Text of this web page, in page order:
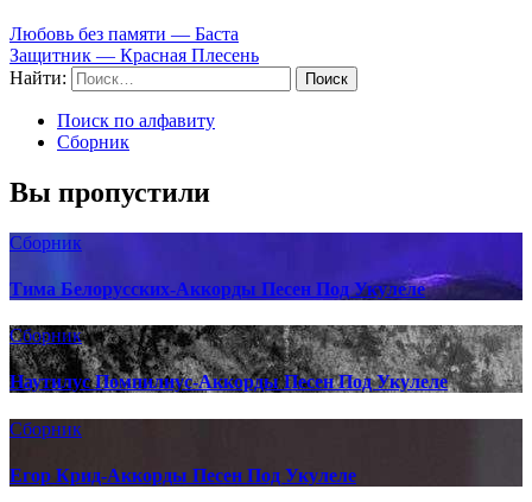
Любовь без памяти — Баста
Защитник — Красная Плесень
Найти:
Поиск по алфавиту
Сборник
Вы пропустили
Сборник
Тима Белорусских-Аккорды Песен Под Укулеле
Сборник
Наутилус Помпилиус-Аккорды Песен Под Укулеле
Сборник
Егор Крид-Аккорды Песен Под Укулеле